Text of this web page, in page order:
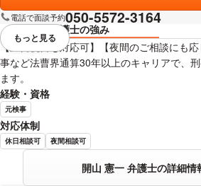
電話で面談予約050-5572-3164
弁護士の強み
【土日祝日も対応可】【夜間のご相談にも
事など法曹界通算30年以上のキャリアで、
ます。
経験・資格
元検事
対応体制
休日相談可 夜間相談可
開山 憲一 弁護士の詳細情
視覚的に省略されている要素を
もっと見る